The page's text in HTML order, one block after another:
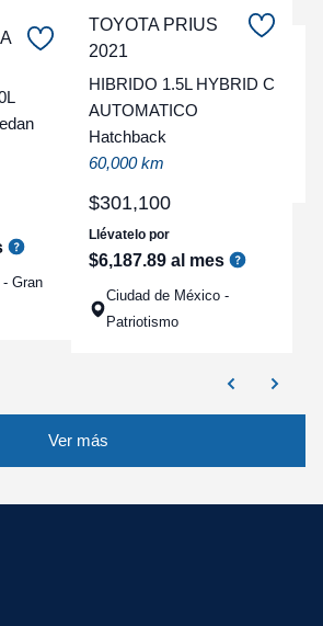
Gran
TOYOTA PRIUS
2021
HIBRIDO 1.5L HYBRID C
AUTOMATICO
Hatchback
60,000 km
$301,100
Llévatelo por
$6,187.89 al mes
Ciudad de México -
Patriotismo
Ver más